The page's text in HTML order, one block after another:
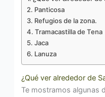
Panticosa
Refugios de la zona.
Tramacastilla de Tena
Jaca
Lanuza
¿Qué ver alrededor de
Te mostramos algunas